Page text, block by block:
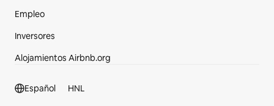
Empleo
Inversores
Alojamientos Airbnb.org
Sección del pie de página
Español HNL